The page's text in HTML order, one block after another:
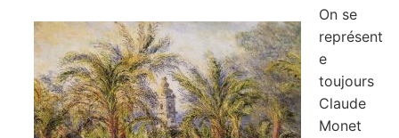
On se
représent
e
toujours
Claude
Monet